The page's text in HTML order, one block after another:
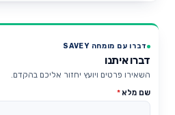
דברו עם מומחה SAVEY
דברו איתנו
השאירו פרטים ויועץ יחזור אליכם בהקדם.
שם מלא*